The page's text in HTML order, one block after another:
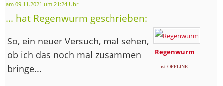
am 09.11.2021 um 21:24 Uhr
... hat Regenwurm geschrieben:
Regenwurm
... ist OFFLINE
So, ein neuer Versuch, mal sehen,
ob ich das noch mal zusammen
bringe...